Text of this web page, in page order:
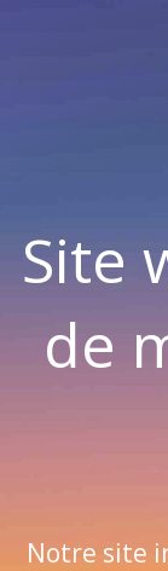
Site
de
Notre site